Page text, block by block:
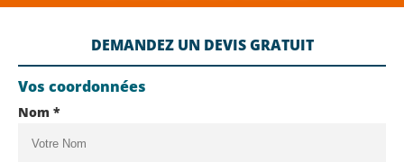
DEMANDEZ UN DEVIS GRATUIT
Vos coordonnées
Nom *